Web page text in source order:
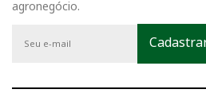
agronegócio.